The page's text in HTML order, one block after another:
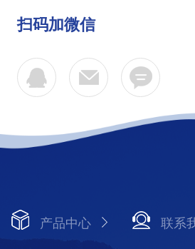
扫码加微信
产品中心 联系